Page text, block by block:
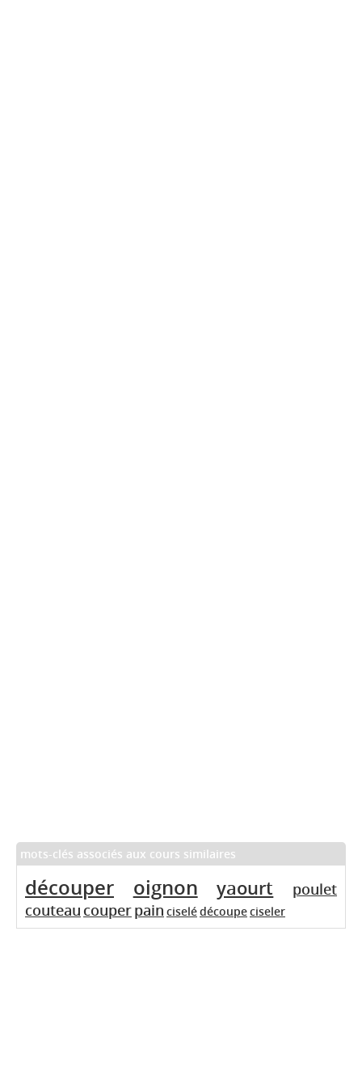
mots-clés associés aux cours similaires
découper oignon yaourt
poulet
couteau couperpain ciselédécoupeciseler